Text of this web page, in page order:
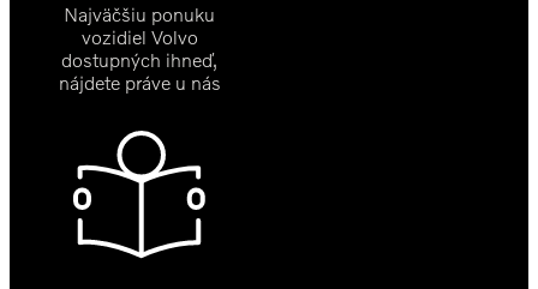
Najväčšiu ponuku
vozidiel Volvo
dostupných ihneď,
nájdete práve u nás